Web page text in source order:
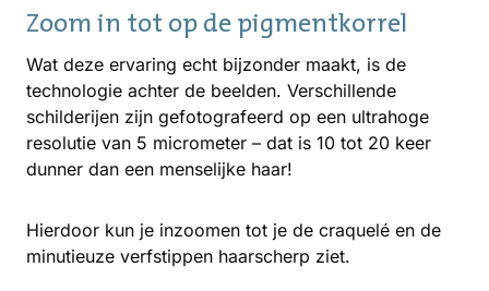
Zoom in tot op de pigmentkorrel
Wat deze ervaring echt bijzonder maakt, is de
technologie achter de beelden. Verschillende
schilderijen zijn gefotografeerd op een ultrahoge
resolutie van 5 micrometer – dat is 10 tot 20 keer
dunner dan een menselijke haar!
Hierdoor kun je inzoomen tot je de craquelé en de
minutieuze verfstippen haarscherp ziet.